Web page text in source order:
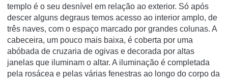
templo é o seu desnível em relação ao exterior. Só após
descer alguns degraus temos acesso ao interior amplo, de
três naves, com o espaço marcado por grandes colunas. A
cabeceira, um pouco mais baixa, é coberta por uma
abóbada de cruzaria de ogivas e decorada por altas
janelas que iluminam o altar. A iluminação é completada
pela rosácea e pelas várias fenestras ao longo do corpo da